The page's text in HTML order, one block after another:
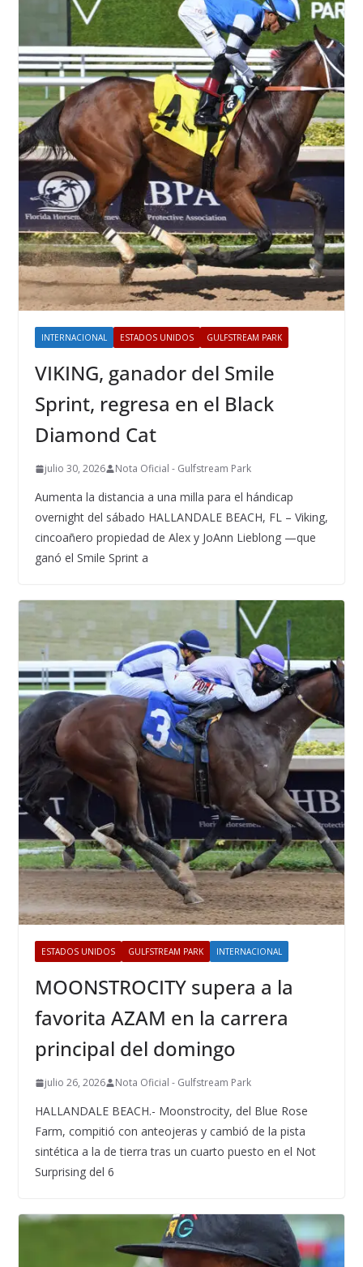
INTERNACIONAL ESTADOS UNIDOS GULFSTREAM PARK
VIKING, ganador del Smile
Sprint, regresa en el Black
Diamond Cat
julio 30, 2026 Nota Oficial - Gulfstream Park
Aumenta la distancia a una milla para el hándicap
overnight del sábado HALLANDALE BEACH, FL – Viking,
cincoañero propiedad de Alex y JoAnn Lieblong —que
ganó el Smile Sprint a
ESTADOS UNIDOS GULFSTREAM PARK INTERNACIONAL
MOONSTROCITY supera a la
favorita AZAM en la carrera
principal del domingo
julio 26, 2026 Nota Oficial - Gulfstream Park
HALLANDALE BEACH.- Moonstrocity, del Blue Rose
Farm, compitió con anteojeras y cambió de la pista
sintética a la de tierra tras un cuarto puesto en el Not
Surprising del 6